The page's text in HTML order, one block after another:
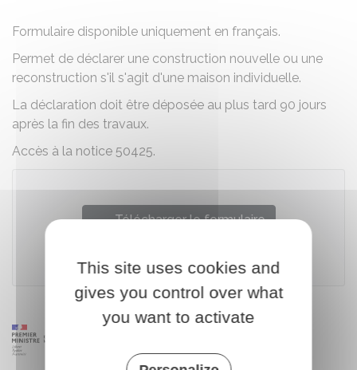
Formulaire disponible uniquement en français.
Permet de déclarer une construction nouvelle ou une
reconstruction s'il s'agit d'une maison individuelle.
La déclaration doit être déposée au plus tard 90 jours
après la fin des travaux.
Accès à la notice 50425.
Télécharger le formulaire
Ministère chargé des finances
This site uses cookies and
gives you control over what
you want to activate